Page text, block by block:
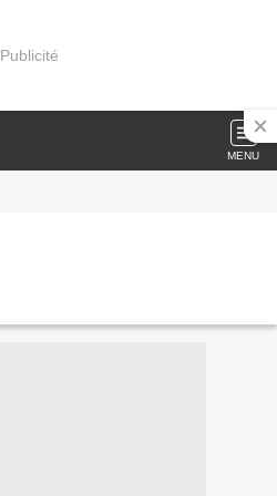
Publicité
MENU